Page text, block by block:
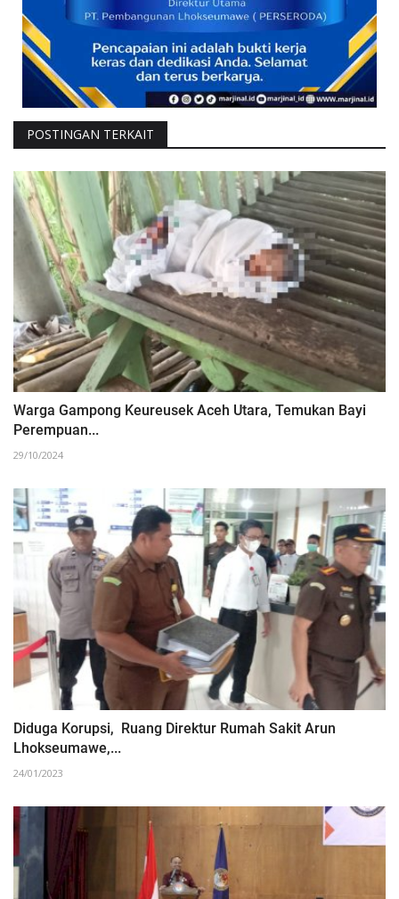
POSTINGAN TERKAIT
Warga Gampong Keureusek Aceh Utara, Temukan Bayi
Perempuan...
29/10/2024
Diduga Korupsi, Ruang Direktur Rumah Sakit Arun
Lhokseumawe,...
24/01/2023